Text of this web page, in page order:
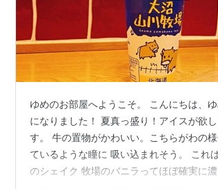
ゆめのお部屋へようこそ。 こんにちは、
になりました！ 夏真っ盛り！アイスが欲
す。 牛の置物がかわいい。こちらがわの
ているような瞳に 吸い込まれそう。 これ
のシェイク 牧場のバニラってほぼ確実に